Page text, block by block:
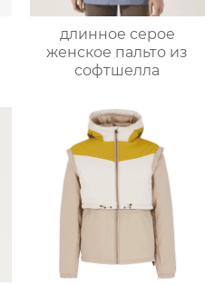
длинное серое
женское пальто из
софтшелла